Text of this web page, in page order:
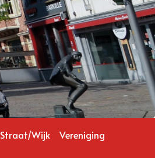
Straat/Wijk
Vereniging